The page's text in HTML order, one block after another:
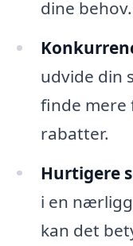
dine behov.
udvide din
finde mere
rabatter.
Hurtigere
i en
kan det